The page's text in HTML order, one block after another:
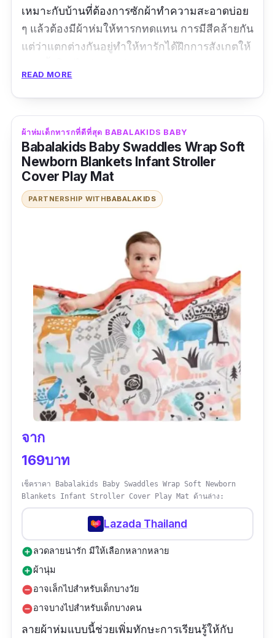
เหมาะกับบ้านที่ต้องการซักผ้าทำความสะอาดบ่อย
ๆ แล้วต้องมีผ้าห่มให้ทารกทดแทน การมีสีคล้ายกัน
แต่ว่าแตกต่างกันอยู่ทำให้ทารักได้ฝึกการสังเกตให้
ผ้าห่มคุณภาพดี! รู้สึกนุ่มนวล! สัมผัสนุ่ม! ผิว
ไม่มีการกระตุ้น!
READ MORE
ผ้าห่มเด็กทารกที่ดีที่สุด BABALAKIDS BABY
Babalakids Baby Swaddles Wrap Soft
Newborn Blankets Infant Stroller
Cover Play Mat
PARTNERSHIP WITHBABALAKIDS
จาก
169บาท
เช็คราคา Babalakids Baby Swaddles Wrap Soft Newborn
Blankets Infant Stroller Cover Play Mat ด้านล่าง:
Lazada Thailand
add_circleลวดลายน่ารัก มีให้เลือกหลากหลาย
add_circleผ้านุ่ม
remove_circleอาจเล็กไปสำหรับเด็กบางวัย
remove_circleอาจบางไปสำหรับเด็กบางคน
ลายผ้าห่มแบบนี้ช่วยเพิ่มทักษะการเรียนรู้ให้กับ